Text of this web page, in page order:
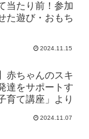
当たり前！参加
た遊び・おもち
2024.11.15
赤ちゃんのスキ
達をサポートす
育て講座」より
2024.11.07